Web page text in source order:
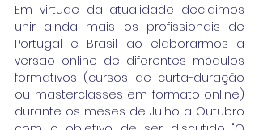
Em virtude da atualidade decidimos
unir ainda mais os profissionais de
Portugal e Brasil ao elaborarmos a
versão online de diferentes módulos
formativos (cursos de curta-duração
ou masterclasses em formato online)
durante os meses de Julho a Outubro